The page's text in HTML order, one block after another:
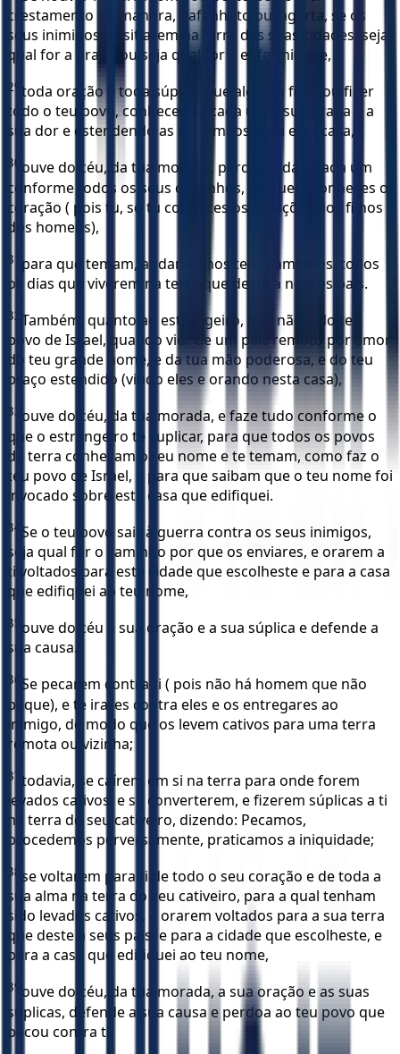
crestamento ou mangra, gafanhoto ou lagarta, se os
seus inimigos os sitiarem na terra das suas cidades, seja
qual for a praga ou seja qual for a enfermidade,
29 toda oração e toda súplica que alguém fizer ou fizer
todo o teu povo, conhecendo cada um a sua praga e a
sua dor e estendendo as suas mãos para esta casa,
30 ouve do céu, da tua morada, perdoa e dá a cada um
conforme todos os seus caminhos, de quem conheces o
coração ( pois tu, só tu conheces os corações dos filhos
dos homens),
31
para que temam, andando nos teus caminhos, todos
os dias que viverem na terra que deste a nossos pais.
32 Também, quanto ao estrangeiro, que não é do teu
povo de Israel, quando vier de um país remoto por amor
do teu grande nome, e da tua mão poderosa, e do teu
braço estendido (vindo eles e orando nesta casa),
33 ouve do céu, da tua morada, e faze tudo conforme o
que o estrangeiro te suplicar, para que todos os povos
da terra conheçam o teu nome e te temam, como faz o
teu povo de Israel, e para que saibam que o teu nome foi
invocado sobre esta casa que edifiquei.
34 Se o teu povo sair à guerra contra os seus inimigos,
seja qual for o caminho por que os enviares, e orarem a
ti voltados para esta cidade que escolheste e para a casa
que edifiquei ao teu nome,
35 ouve do céu a sua oração e a sua súplica e defende a
sua causa.
36 Se pecarem contra ti ( pois não há homem que não
peque), e te irares contra eles e os entregares ao
inimigo, de modo que os levem cativos para uma terra
remota ou vizinha;
37 todavia, se caírem em si na terra para onde forem
levados cativos, e se converterem, e fizerem súplicas a ti
na terra do seu cativeiro, dizendo: Pecamos,
procedemos perversamente, praticamos a iniquidade;
38 se voltarem para ti de todo o seu coração e de toda a
sua alma na terra do seu cativeiro, para a qual tenham
sido levados cativos, e orarem voltados para a sua terra
que deste a seus pais, e para a cidade que escolheste, e
para a casa que edifiquei ao teu nome,
39 ouve do céu, da tua morada, a sua oração e as suas
súplicas, defende a sua causa e perdoa ao teu povo que
pecou contra ti.